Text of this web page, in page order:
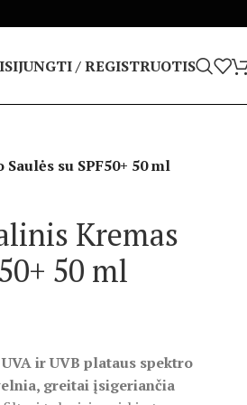
/ REGISTRUOTIS
su SPF50+ 50 ml
Kremas
50 ml
ir UVB plataus spektro
greitai įsigeriančia